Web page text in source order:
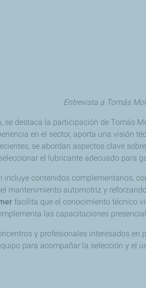
Entrevista a Tomás
se destaca la participación de Tomás
en el sector, aporta una visión
se abordan aspectos clave
el lubricante adecuado para
incluye contenidos complementarios,
mantenimiento automotriz y
facilita que el conocimiento técnico
las capacitaciones
y profesionales interesados
para acompañar la selección y el